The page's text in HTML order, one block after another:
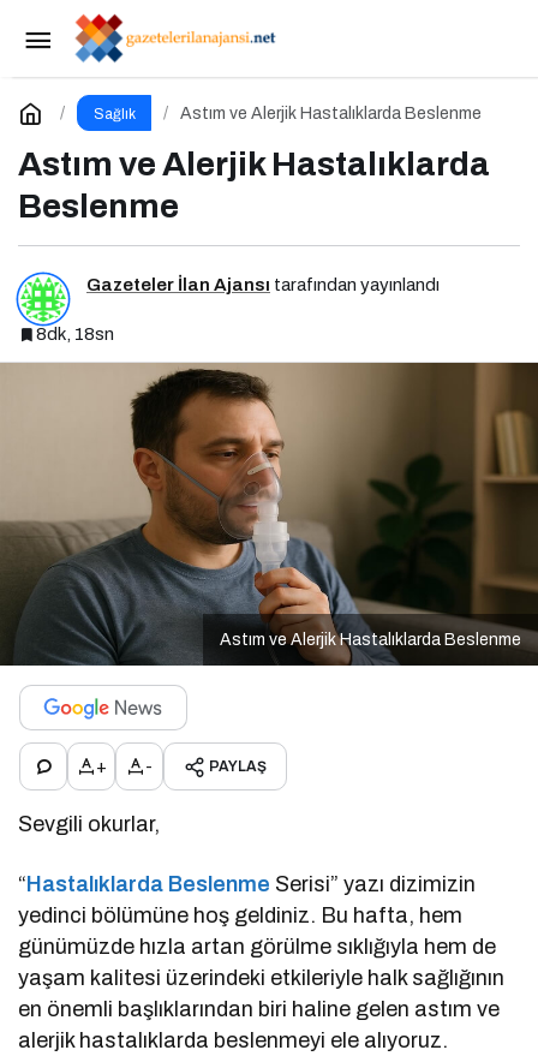
Sağlık Astım ve Alerjik Hastalıklarda Beslenme
Astım ve Alerjik Hastalıklarda
Beslenme
Gazeteler İlan Ajansı tarafından yayınlandı
8dk, 18sn
Astım ve Alerjik Hastalıklarda Beslenme
+ - PAYLAŞ
Sevgili okurlar,
“ Hastalıklarda Beslenme Serisi” yazı dizimizin
yedinci bölümüne hoş geldiniz. Bu hafta, hem
günümüzde hızla artan görülme sıklığıyla hem de
yaşam kalitesi üzerindeki etkileriyle halk sağlığının
en önemli başlıklarından biri haline gelen astım ve
alerjik hastalıklarda beslenmeyi ele alıyoruz.
Kanser Hastalıklarında Beslenme
Yorum Yap